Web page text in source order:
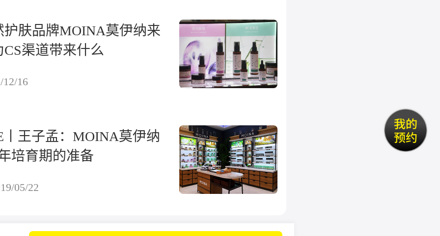
护肤品牌MOINA莫伊纳来
渠道带来什么
12/16
丨王子孟：MOINA莫伊纳
培育期的准备
05/22